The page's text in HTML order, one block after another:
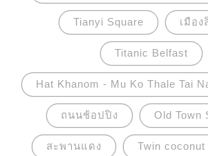
ทางวัฒนธรรมจากองค์การยูเนสโกใ
Tianyi Square เมือง
Titanic Belfast
Hat Khanom - Mu Ko Thale Tai
ถนนช้อปปิง Old Town
สะพานแดง Twin